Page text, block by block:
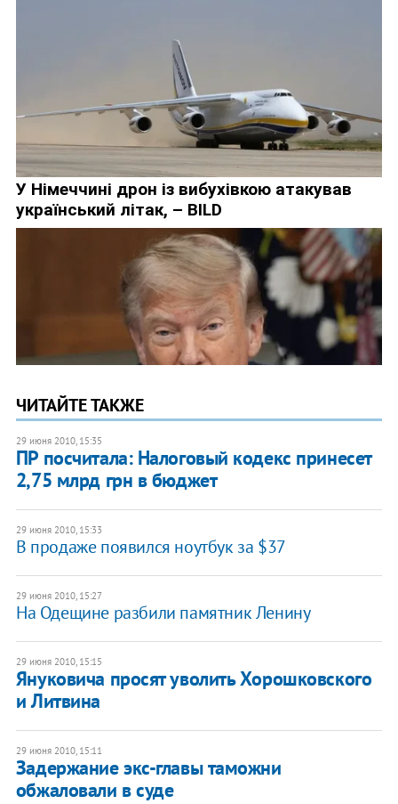
ЧИТАЙТЕ ТАКЖЕ
29 июня 2010, 15:35
ПР посчитала: Налоговый кодекс принесет
2,75 млрд грн в бюджет
29 июня 2010, 15:33
В продаже появился ноутбук за $37
29 июня 2010, 15:27
На Одещине разбили памятник Ленину
29 июня 2010, 15:15
Януковича просят уволить Хорошковского
и Литвина
29 июня 2010, 15:11
Задержание экс-главы таможни
обжаловали в суде